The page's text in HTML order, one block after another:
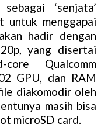
‘senjata’
untuk menggapai
hadir dengan
yang disertai
Qualcomm
GPU, dan RAM
diakomodir oleh
masih bisa
microSD card.